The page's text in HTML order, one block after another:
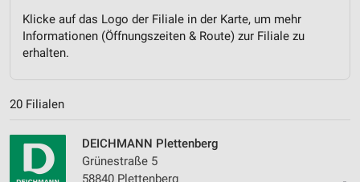
Klicke auf das Logo der Filiale in der Karte, um mehr
Informationen (Öffnungszeiten & Route) zur Filiale zu
erhalten.
20 Filialen
DEICHMANN Plettenberg
Grünestraße 5
58840 Plettenberg